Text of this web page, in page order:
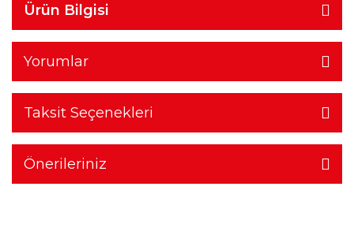
Ürün Bilgisi
Yorumlar
Taksit Seçenekleri
Önerileriniz